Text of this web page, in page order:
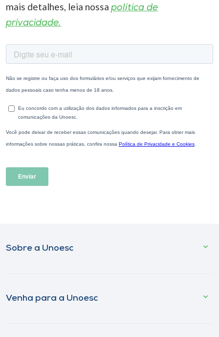
mais detalhes, leia nossa política de
privacidade.
Sobre a Unoesc
Venha para a Unoesc